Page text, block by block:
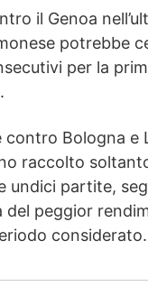
il Genoa
potrebbe
per la
Bologna e
raccolto
undici partite,
peggior
considerato.